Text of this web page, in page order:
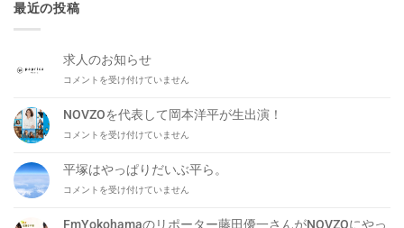
最近の投稿
求人のお知らせ
求
の
知
せ
コメントを受け付けていません
NOVZOを代表して岡本洋平が生出演！
NOVZO
代
表
し
岡
コメントを受け付けていません
平塚はやっぱりだいぶ平ら。
平
は
コメントを受け付けていません
FmYokohamaのリポーター藤田優一さんがNOVZOにやっ